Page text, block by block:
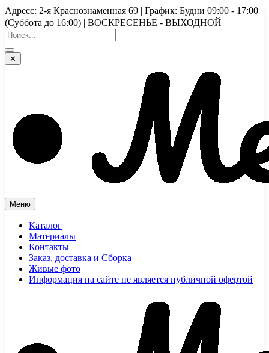
Перейти
к
содержимому
Адресс: 2-я Краснознаменная 69 | График: Будни 09:00 - 17:00
(Суббота до 16:00) | ВОСКРЕСЕНЬЕ - ВЫХОДНОЙ
✕
Меню
Каталог
Материалы
Контакты
Заказ, доставка и Сборка
Живые фото
Информация на сайте не является публичной офертой